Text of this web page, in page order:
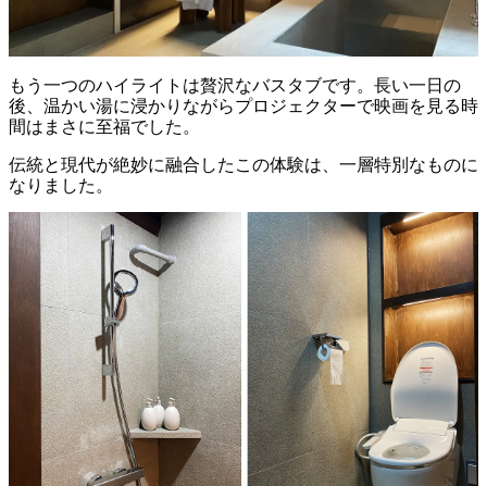
もう一つのハイライトは贅沢なバスタブです。長い一日の
後、温かい湯に浸かりながらプロジェクターで映画を見る時
間はまさに至福でした。
伝統と現代が絶妙に融合したこの体験は、一層特別なものに
なりました。